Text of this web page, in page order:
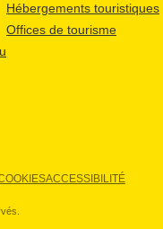
Hébergements touristiques
Offices de tourisme
ACCESSIBILITÉ